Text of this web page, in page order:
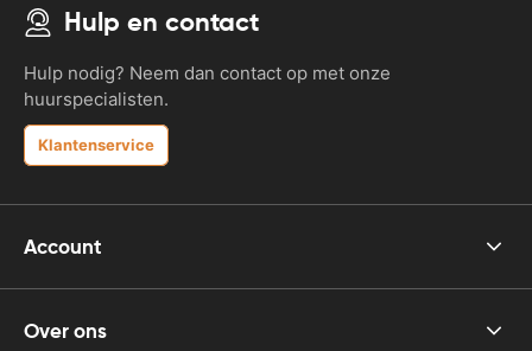
Hulp en contact
Hulp nodig? Neem dan contact op met onze
huurspecialisten.
Klantenservice
Account
Over ons